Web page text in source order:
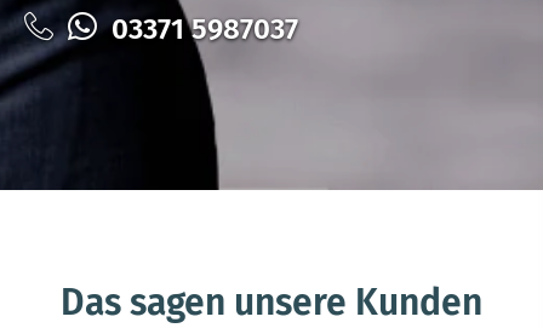
03371 5987037
Das sagen unsere Kunden